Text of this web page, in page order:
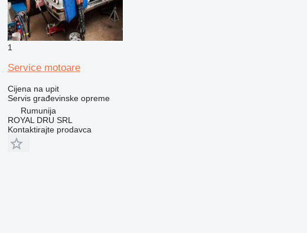
1
Service motoare
Cijena na upit
Servis građevinske opreme
Rumunija
ROYAL DRU SRL
Kontaktirajte prodavca